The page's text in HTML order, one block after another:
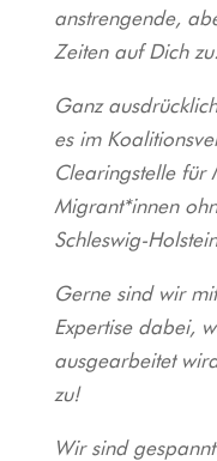
anstrengende,
Zeiten auf Dich zu.
Ganz
es im
Clearingstelle für
Migrant*innen
Schleswig-
Gerne sind wir
Expertise dabei,
ausgearbeitet
zu!
Wir sind